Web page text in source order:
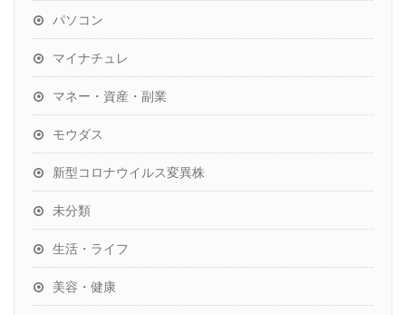
パソコン
マイナチュレ
マネー・資産・副業
モウダス
新型コロナウイルス変異株
未分類
生活・ライフ
美容・健康